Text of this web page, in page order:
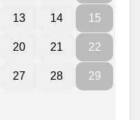
13 14 15
20 21 22
27 28 29